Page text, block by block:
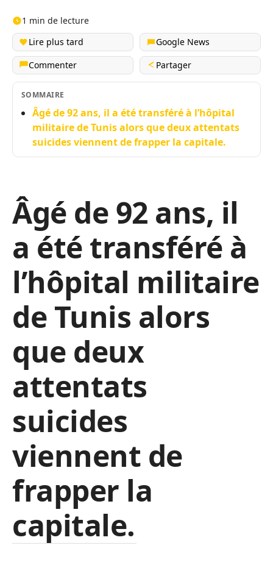
1 min de lecture
Lire plus tard
Google News
Commenter
Partager
SOMMAIRE
Âgé de 92 ans, il a été transféré à l’hôpital
militaire de Tunis alors que deux attentats
suicides viennent de frapper la capitale.
Âgé de 92 ans, il
a été transféré à
l’hôpital militaire
de Tunis alors
que deux
attentats
suicides
viennent de
frapper la
capitale.